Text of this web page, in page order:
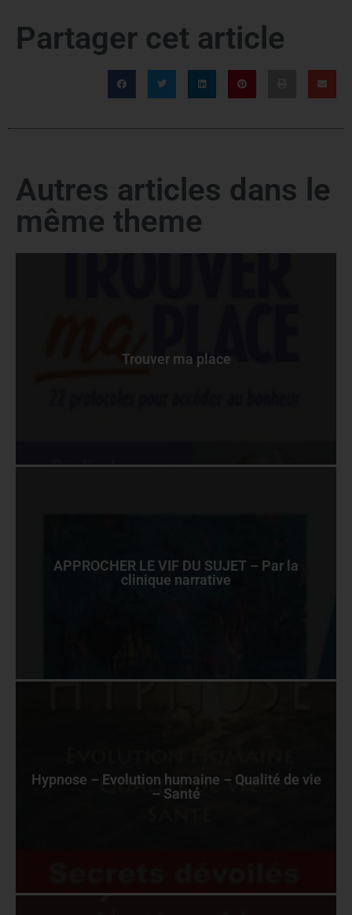
Partager cet article
Autres articles dans le
même theme
Trouver ma place
APPROCHER LE VIF DU SUJET – Par la
clinique narrative
Hypnose – Evolution humaine – Qualité de vie
– Santé